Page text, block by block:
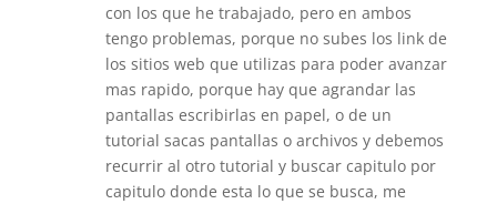
con los que he trabajado, pero en ambos
tengo problemas, porque no subes los link de
los sitios web que utilizas para poder avanzar
mas rapido, porque hay que agrandar las
pantallas escribirlas en papel, o de un
tutorial sacas pantallas o archivos y debemos
recurrir al otro tutorial y buscar capitulo por
capitulo donde esta lo que se busca, me